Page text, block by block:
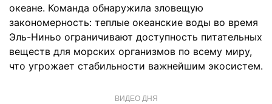
океане. Команда обнаружила зловещую
закономерность: теплые океанские воды во время
Эль-Ниньо ограничивают доступность питательных
веществ для морских организмов по всему миру,
что угрожает стабильности важнейшим экосистем.
ВИДЕО ДНЯ